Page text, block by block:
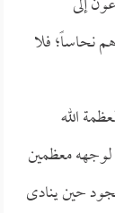
نحاساً؛ فلا
الله
لوجهه معظمين
حين ينادى